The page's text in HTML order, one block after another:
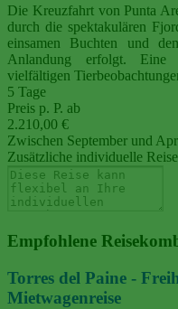
Die Kreuzfahrt von Punta
durch die spektakulären
einsamen Buchten und
Anlandung erfolgt. Eine
vielfältigen
5 Tage
Preis p. P. ab
2.210,00 €
Zwischen September und
Zusätzliche individuelle
Empfohlene
Torres del Paine -
Mietwagenreise